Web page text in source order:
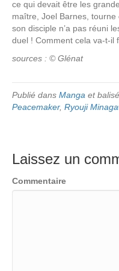
ce qui devait être les
maître, Joel Barnes,
son disciple n’a pas réuni
duel ! Comment cela va-t-il
sources : © Glénat
Publié dans Manga et balisé
Peacemaker, Ryouji
Laissez un
Commentaire